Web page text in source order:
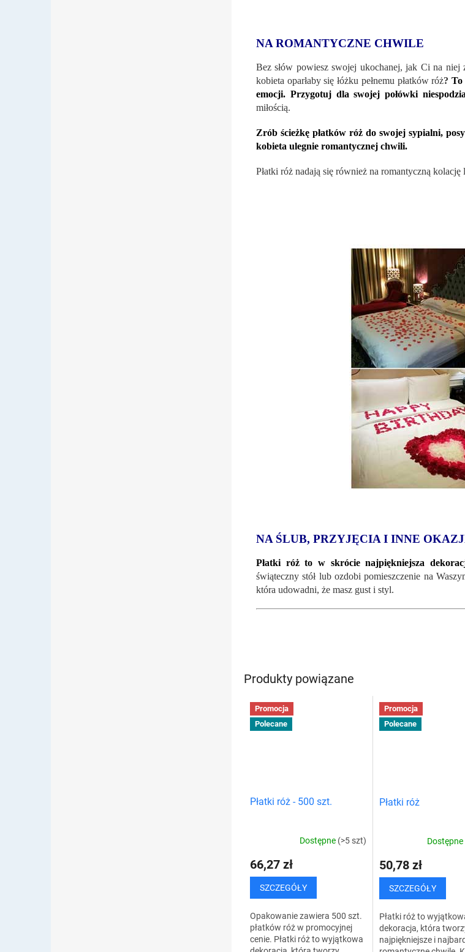
Produkty powiązane
Promocja
Polecane
Płatki róż - 500 szt.
Dostępne (>5 szt)
66,27 zł
SZCZEGÓŁY
Opakowanie zawiera 500 szt.
płatków róż w promocyjnej
cenie. Płatki róż to wyjątkowa
Promocja
Polecane
Płatki róż
Dostępne
50,78 zł
SZCZEGÓŁY
Płatki róż to
dekoracja, która
najpiękniejsze i
NA ROMANTYCZNE CHWILE
Bez słów powiesz swojej ukochanej, jak Ci na
kobieta oparłaby się łóżku pełnemu płatków róż?To
emocji. Przygotuj dla swojej połówki
miłością.
Zrób ścieżkę płatków róż do swojej sypialni,
kobieta ulegnie romantycznej chwili.
Płatki róż nadają się również na romantyczną
NA ŚLUB, PRZYJĘCIA I INNE
Płatki róż to w skrócie najpiękniejsza
świąteczny stół lub ozdobi pomieszczenie na
która udowadni, że ​​masz gust i styl.